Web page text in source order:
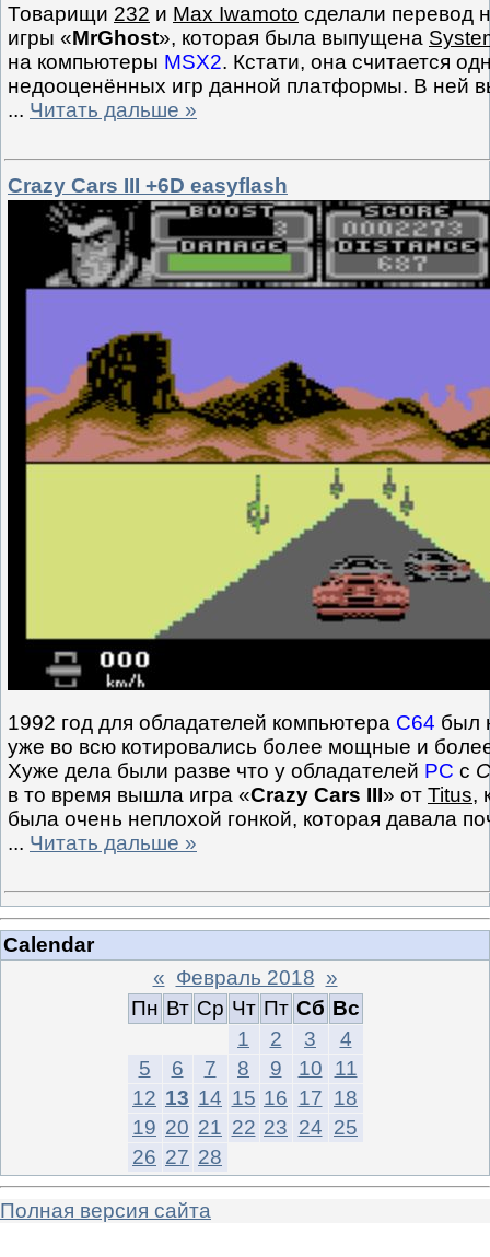
Товарищи 232 и Max Iwamoto сделали перевод
игры «MrGhost», которая была выпущена
на компьютеры MSX2. Кстати, она считается
недооценённых игр данной платформы. В ней
... Читать дальше »
Crazy Cars III +6D easyflash
1992 год для обладателей компьютера C64 был
уже во всю котировались более мощные и
Хуже дела были разве что у обладателей PC с
в то время вышла игра «Crazy Cars III» от Titus,
была очень неплохой гонкой, которая давала
... Читать дальше »
Calendar
« Февраль 2018 »
Пн Вт Ср Чт Пт Сб Вс
1
2 3
4
5
6 7 8 9 10
11
12 13 14 15 16 17 18
19 20 21 22 23 24 25
26 27 28
Полная версия сайта